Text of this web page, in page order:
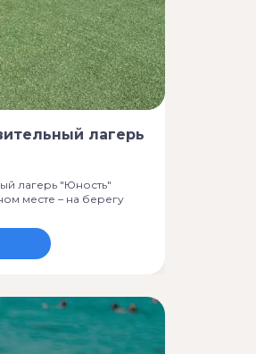
лагерь
лагерь "Юность"
месте – на берегу